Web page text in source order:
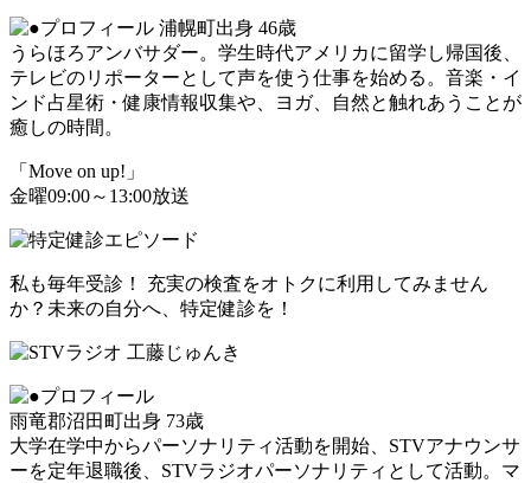
浦幌町出身 46歳
うらほろアンバサダー。学生時代アメリカに留学し帰国後、
テレビのリポーターとして声を使う仕事を始める。音楽・イ
ンド占星術・健康情報収集や、ヨガ、自然と触れあうことが
癒しの時間。
「Move on up!」
金曜09:00～13:00放送
私も毎年受診！ 充実の検査をオトクに利用してみません
か？未来の自分へ、特定健診を！
雨竜郡沼田町出身 73歳
大学在学中からパーソナリティ活動を開始、STVアナウンサ
ーを定年退職後、STVラジオパーソナリティとして活動。マ